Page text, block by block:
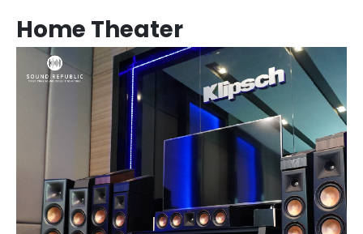
Home Theater